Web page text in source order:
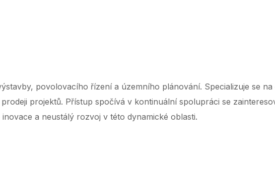
povolovacího řízení a územního plánování. Specializuje se
projektů. Přístup spočívá v kontinuální spolupráci se
a neustálý rozvoj v této dynamické oblasti.